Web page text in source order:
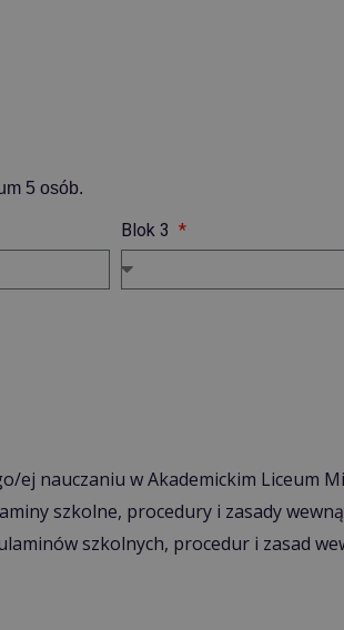
5 osób.
Blok 3
ej nauczaniu w Akademickim Liceum
szkolne, procedury i zasady
szkolnych, procedur i zasad